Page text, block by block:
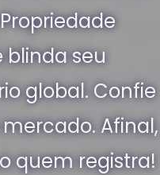
blinda seu
global. Confie
Afinal,
quem registra!